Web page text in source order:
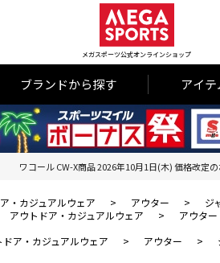
メガスポーツ公式オンラインショップ
ブランドから探す アイ
ワコール CW-X商品 2026年10月1日(木) 価格改定
・カジュアルウェア > アウター > ジ
アウトドア・カジュアルウェア > アウター
ドア・カジュアルウェア > アウター >